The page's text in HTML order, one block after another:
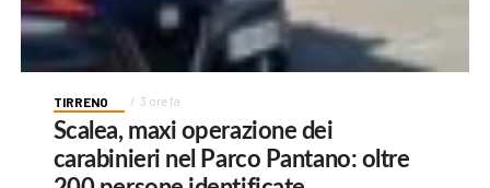
TIRRENO 3 ore fa
Scalea, maxi operazione dei
carabinieri nel Parco Pantano: oltre